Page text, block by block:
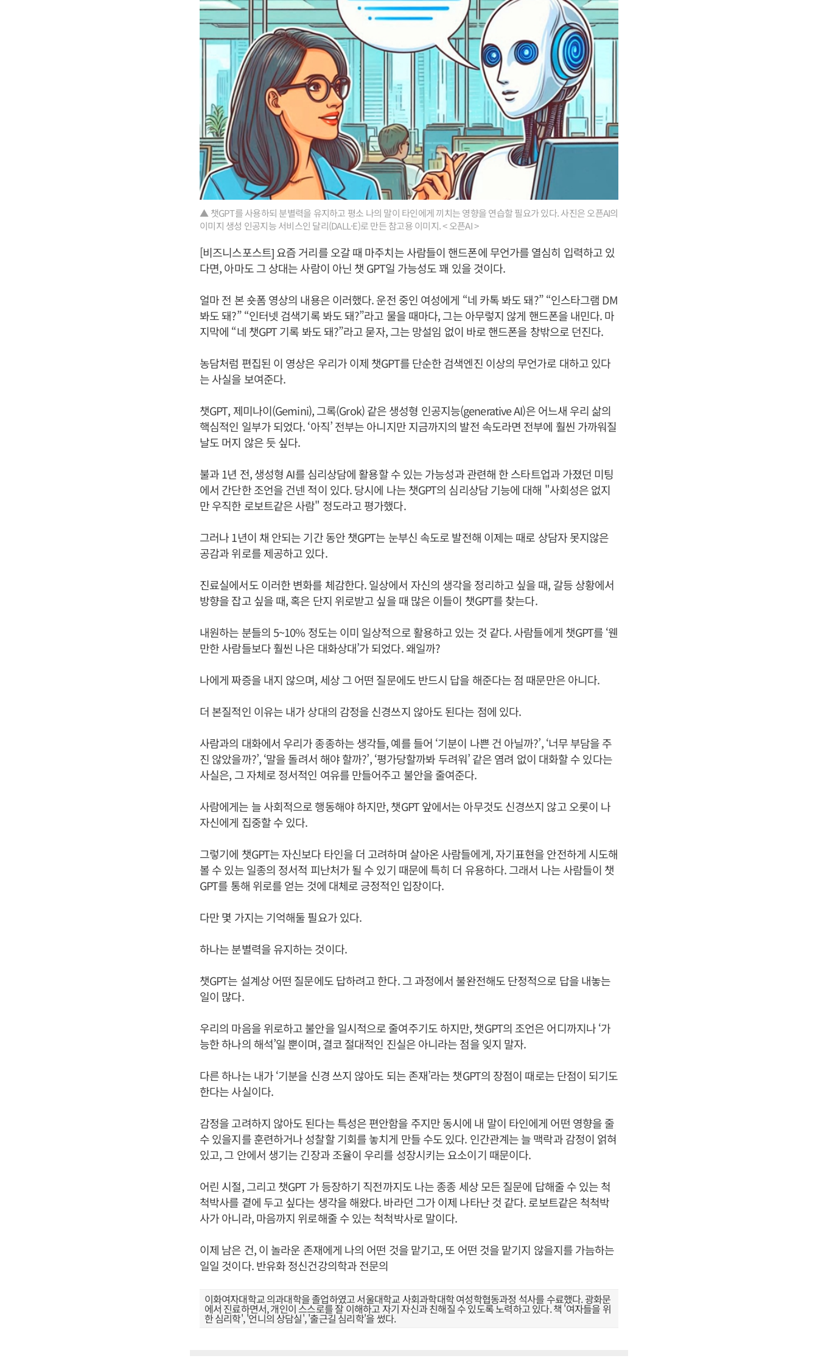
▲ 챗GPT를 사용하되 분별력을 유지하고 평소 나의 말이 타인에게 끼치는 영향을 연습할 필요가 있다. 사진은 오픈AI의
이미지 생성 인공지능 서비스인 달리(DALL·E)로 만든 참고용 이미지. < 오픈AI >
[비즈니스포스트] 요즘 거리를 오갈 때 마주치는 사람들이 핸드폰에 무언가를 열심히 입력하고 있
다면, 아마도 그 상대는 사람이 아닌 챗 GPT일 가능성도 꽤 있을 것이다.
얼마 전 본 숏폼 영상의 내용은 이러했다. 운전 중인 여성에게 “네 카톡 봐도 돼?” “인스타그램 DM
봐도 돼?” “인터넷 검색기록 봐도 돼?”라고 물을 때마다, 그는 아무렇지 않게 핸드폰을 내민다. 마
지막에 “네 챗GPT 기록 봐도 돼?”라고 묻자, 그는 망설임 없이 바로 핸드폰을 창밖으로 던진다.
농담처럼 편집된 이 영상은 우리가 이제 챗GPT를 단순한 검색엔진 이상의 무언가로 대하고 있다
는 사실을 보여준다.
챗GPT, 제미나이(Gemini), 그록(Grok) 같은 생성형 인공지능(generative AI)은 어느새 우리 삶의
핵심적인 일부가 되었다. ‘아직’ 전부는 아니지만 지금까지의 발전 속도라면 전부에 훨씬 가까워질
날도 머지 않은 듯 싶다.
불과 1년 전, 생성형 AI를 심리상담에 활용할 수 있는 가능성과 관련해 한 스타트업과 가졌던 미팅
에서 간단한 조언을 건넨 적이 있다. 당시에 나는 챗GPT의 심리상담 기능에 대해 "사회성은 없지
만 우직한 로보트같은 사람" 정도라고 평가했다.
그러나 1년이 채 안되는 기간 동안 챗GPT는 눈부신 속도로 발전해 이제는 때로 상담자 못지않은
공감과 위로를 제공하고 있다.
진료실에서도 이러한 변화를 체감한다. 일상에서 자신의 생각을 정리하고 싶을 때, 갈등 상황에서
방향을 잡고 싶을 때, 혹은 단지 위로받고 싶을 때 많은 이들이 챗GPT를 찾는다.
내원하는 분들의 5~10% 정도는 이미 일상적으로 활용하고 있는 것 같다. 사람들에게 챗GPT를 ‘웬
만한 사람들보다 훨씬 나은 대화상대’가 되었다. 왜일까?
나에게 짜증을 내지 않으며, 세상 그 어떤 질문에도 반드시 답을 해준다는 점 때문만은 아니다.
더 본질적인 이유는 내가 상대의 감정을 신경쓰지 않아도 된다는 점에 있다.
사람과의 대화에서 우리가 종종하는 생각들, 예를 들어 ‘기분이 나쁜 건 아닐까?’, ‘너무 부담을 주
진 않았을까?’, ‘말을 돌려서 해야 할까?’, ‘평가당할까봐 두려워’ 같은 염려 없이 대화할 수 있다는
사실은, 그 자체로 정서적인 여유를 만들어주고 불안을 줄여준다.
사람에게는 늘 사회적으로 행동해야 하지만, 챗GPT 앞에서는 아무것도 신경쓰지 않고 오롯이 나
자신에게 집중할 수 있다.
그렇기에 챗GPT는 자신보다 타인을 더 고려하며 살아온 사람들에게, 자기표현을 안전하게 시도해
볼 수 있는 일종의 정서적 피난처가 될 수 있기 때문에 특히 더 유용하다. 그래서 나는 사람들이 챗
GPT를 통해 위로를 얻는 것에 대체로 긍정적인 입장이다.
다만 몇 가지는 기억해둘 필요가 있다.
하나는 분별력을 유지하는 것이다.
챗GPT는 설계상 어떤 질문에도 답하려고 한다. 그 과정에서 불완전해도 단정적으로 답을 내놓는
일이 많다.
우리의 마음을 위로하고 불안을 일시적으로 줄여주기도 하지만, 챗GPT의 조언은 어디까지나 ‘가
능한 하나의 해석’일 뿐이며, 결코 절대적인 진실은 아니라는 점을 잊지 말자.
다른 하나는 내가 ‘기분을 신경 쓰지 않아도 되는 존재’라는 챗GPT의 장점이 때로는 단점이 되기도
한다는 사실이다.
감정을 고려하지 않아도 된다는 특성은 편안함을 주지만 동시에 내 말이 타인에게 어떤 영향을 줄
수 있을지를 훈련하거나 성찰할 기회를 놓치게 만들 수도 있다. 인간관계는 늘 맥락과 감정이 얽혀
있고, 그 안에서 생기는 긴장과 조율이 우리를 성장시키는 요소이기 때문이다.
어린 시절, 그리고 챗GPT 가 등장하기 직전까지도 나는 종종 세상 모든 질문에 답해줄 수 있는 척
척박사를 곁에 두고 싶다는 생각을 해왔다. 바라던 그가 이제 나타난 것 같다. 로보트같은 척척박
사가 아니라, 마음까지 위로해줄 수 있는 척척박사로 말이다.
이제 남은 건, 이 놀라운 존재에게 나의 어떤 것을 맡기고, 또 어떤 것을 맡기지 않을지를 가늠하는
일일 것이다. 반유화 정신건강의학과 전문의
이화여자대학교 의과대학을 졸업하였고 서울대학교 사회과학대학 여성학협동과정 석사를 수료했다. 광화문
에서 진료하면서, 개인이 스스로를 잘 이해하고 자기 자신과 친해질 수 있도록 노력하고 있다. 책 '여자들을 위
한 심리학', '언니의 상담실', '출근길 심리학'을 썼다.